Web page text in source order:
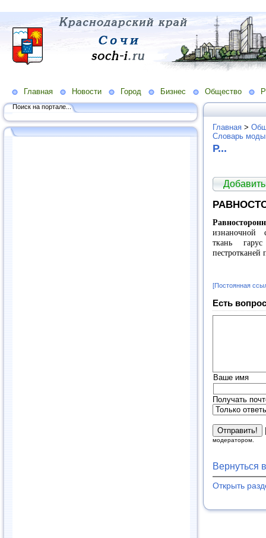
Главная Новости Город Бизнес Общество
Поиск на портале...
Главная >
Словарь
Р...
изнаночной
ткань
пестротканей
[Постоянная
Есть
Ваше имя
Получать
модератором.
Вернуться
Открыть